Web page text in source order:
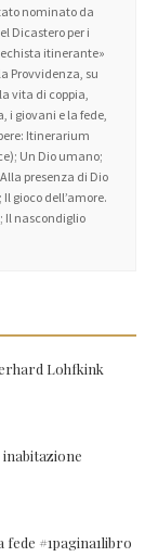
nominato da
Dicastero per i
itinerante»
Provvidenza, su
vita di coppia,
i giovani e la fede,
Itinerarium
Un Dio umano;
presenza di Dio
gioco dell’amore.
Il nascondiglio
Lohfkink
inabitazione
fede #1pagina1libro